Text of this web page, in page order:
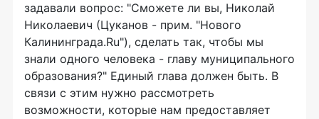
задавали вопрос: "Сможете ли вы, Николай
Николаевич (Цуканов - прим. "Нового
Калининграда.Ru"), сделать так, чтобы мы
знали одного человека - главу муниципального
образования?" Единый глава должен быть. В
связи с этим нужно рассмотреть
возможности, которые нам предоставляет